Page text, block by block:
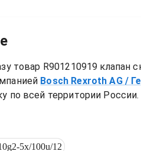
товар R901210919 клапан
Bosch Rexroth AG /
по всей территории
5x/100u/12